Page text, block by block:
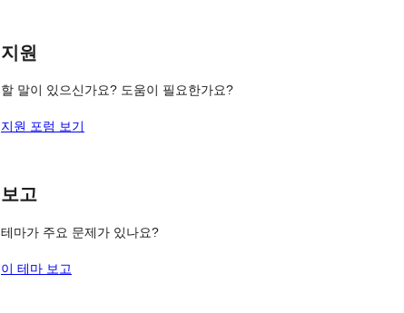
지원
할 말이 있으신가요? 도움이 필요한가요?
지원 포럼 보기
보고
테마가 주요 문제가 있나요?
이 테마 보고